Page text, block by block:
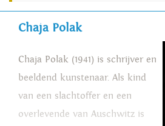
Chaja Polak
Chaja Polak (1941) is schrijver en
beeldend kunstenaar. Als kind
van een slachtoffer en een
overlevende van Auschwitz is